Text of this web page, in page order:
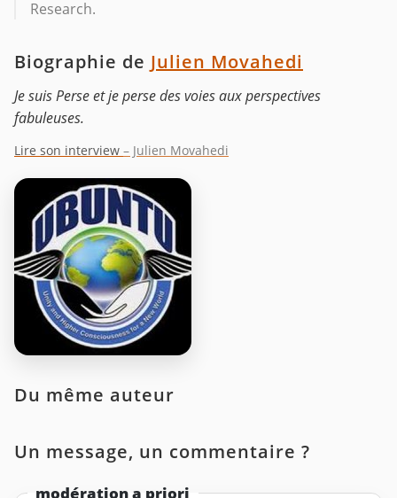
Research.
Biographie de Julien Movahedi
Je suis Perse et je perse des voies aux perspectives
fabuleuses.
Lire son interview – Julien Movahedi
Du même auteur
Un message, un commentaire ?
modération a priori